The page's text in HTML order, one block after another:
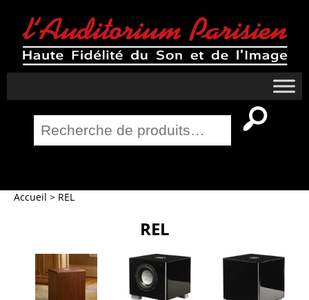
pour :
Accueil > REL
REL